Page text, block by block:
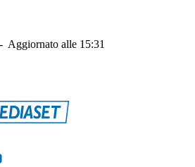
- Aggiornato alle 15:31